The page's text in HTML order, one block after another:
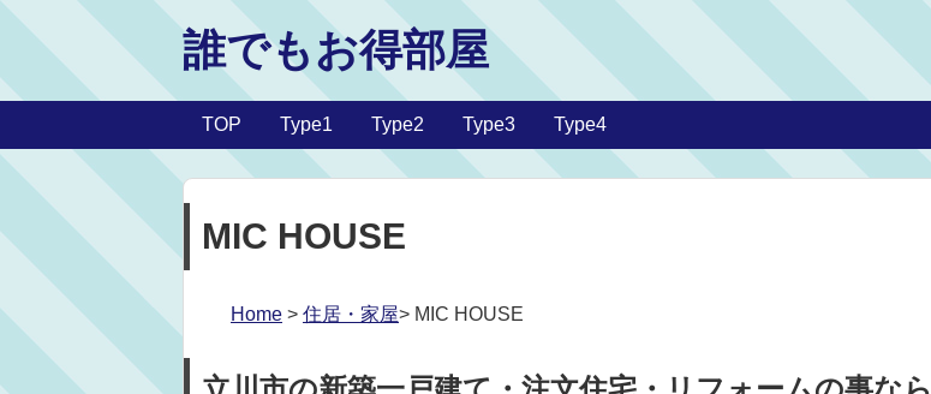
誰でもお得部屋
TOP Type1 Type2 Type3 Type4
MIC HOUSE
Home > 住居・家屋> MIC HOUSE